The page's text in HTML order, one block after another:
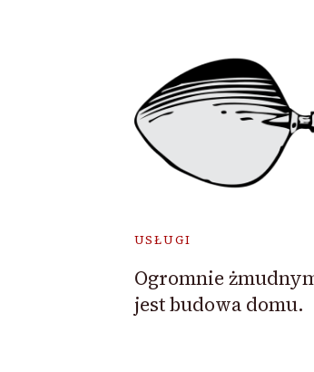
USŁUGI
Ogromnie
jest budowa domu.